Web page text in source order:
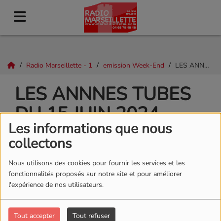
Les informations que nous
collectons
Nous utilisons des cookies pour fournir les services et les
fonctionnalités proposés sur notre site et pour améliorer
l'expérience de nos utilisateurs.
Tout accepter Tout refuser
Radio Marseillette - 1 emission Week-End LES ANNNES TUBES DU 15 JUIN 2024
LES ANNNES TUBES
DU 15 JUIN 2024